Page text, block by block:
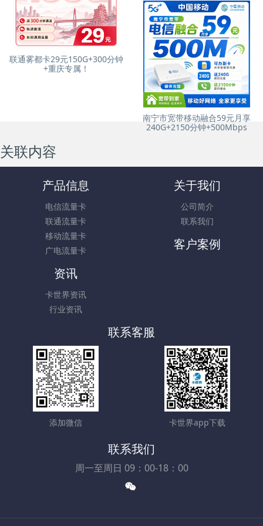
广电磐石卡39元60G通用流量
+可发全国！
联通上坎卡39元190G+200分钟
+重庆专属！
联通雾都卡29元150G+300分钟
+重庆专属！
南宁市宽带移动融合59元月享
240G+2150分钟+500Mbps
关联内容
产品信息
电信流量卡
联通流量卡
移动流量卡
广电流量卡
关于我们
公司简介
联系我们
客户案例
资讯
卡世界资讯
行业资讯
联系客服
添加微信 卡世界app下载
联系我们
周一至周日 09：00-18：00